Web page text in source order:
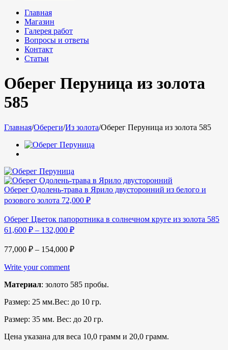
Главная
Магазин
Галерея работ
Вопросы и ответы
Контакт
Статьи
Оберег Перуница из золота
585
Главная/Обереги/Из золота/Оберег Перуница из золота 585
Оберег Одолень-трава в Ярило двусторонний из белого и
розового золота 72,000 ₽
Оберег Цветок папоротника в солнечном круге из золота 585
61,600 ₽ – 132,000 ₽
77,000 ₽ – 154,000 ₽
Write your comment
Материал: золото 585 пробы.
Размер: 25 мм.Вес: до 10 гр.
Размер: 35 мм. Вес: до 20 гр.
Цена указана для веса 10,0 грамм и 20,0 грамм.